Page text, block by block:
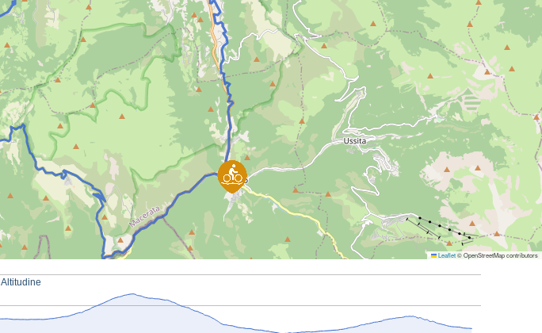
Leaflet© OpenStreetMap contributors
Altitudine